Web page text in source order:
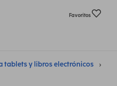
Favoritos
tablets y libros electrónicos